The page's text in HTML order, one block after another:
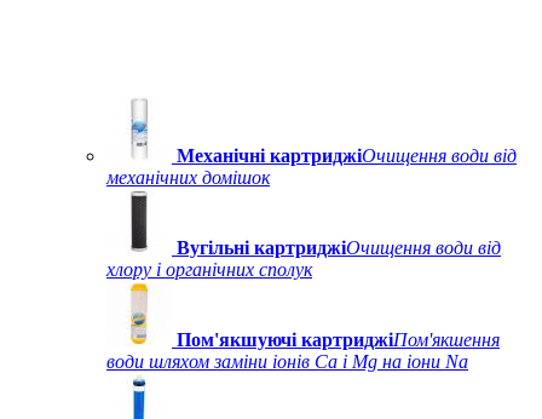
Механічні картриджіОчищення води від
механічних домішок
Вугільні картриджіОчищення води від
хлору і органічних сполук
Пом'якшуючі картриджіПом'якшення
води шляхом заміни іонів Ca і Mg на іони Na